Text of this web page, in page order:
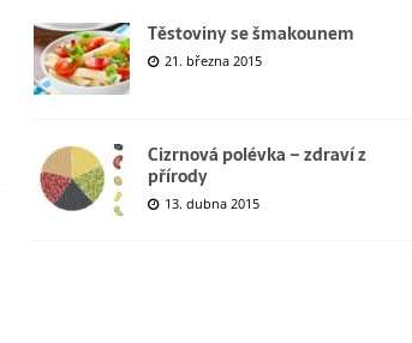
Těstoviny se šmakounem
21. března 2015
Cizrnová polévka – zdraví z
přírody
13. dubna 2015